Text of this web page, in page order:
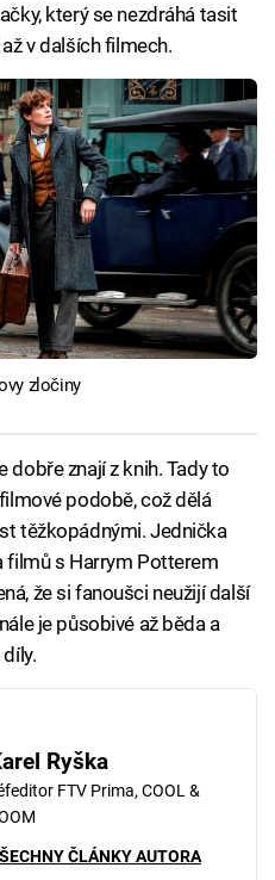
který se nezdráhá tasit
v dalších filmech.
zločiny
dobře znají z knih. Tady to
podobě, což dělá
těžkopádnými. Jednička
filmů s Harrym Potterem
že si fanoušci neužijí další
je působivé až běda a
Ryška
FTV Prima, COOL &
ČLÁNKY AUTORA